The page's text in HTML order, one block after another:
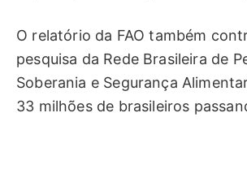
O relatório da FAO também
pesquisa da Rede Brasileira de
Soberania e Segurança
33 milhões de brasileiros